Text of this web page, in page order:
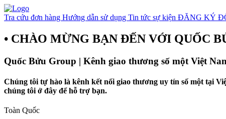
Tra cứu đơn hàng Hướng dẫn sử dụng Tin tức sự kiện ĐĂNG KÝ
• CHÀO MỪNG BẠN ĐẾN VỚI QUỐC
Quốc Bửu Group | Kênh giao thương số một Việt
Chúng tôi tự hào là kênh kết nối giao thương uy tín số một tại
chúng tôi ở đây để hỗ trợ bạn.
Toàn Quốc